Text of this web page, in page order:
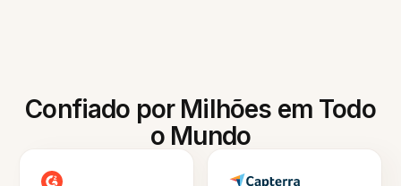
Confiado por Milhões em Todo
o Mundo